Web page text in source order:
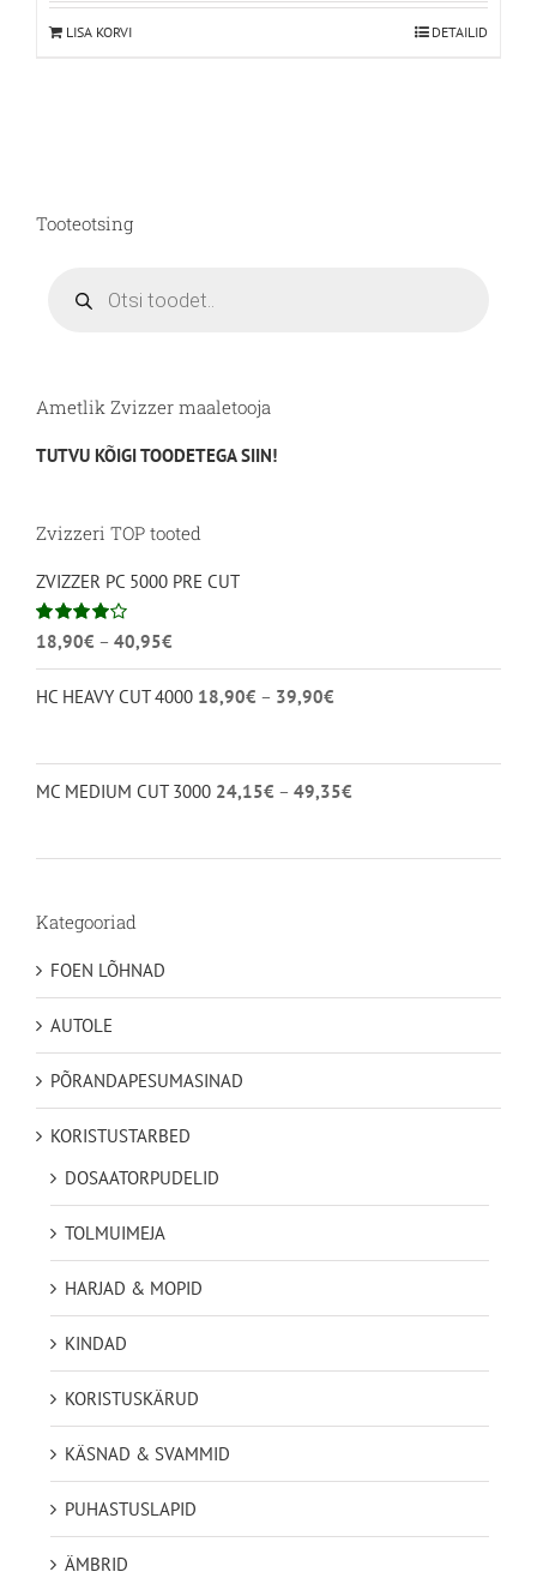
LISA KORVI DETAILID
Tooteotsing
search
Ametlik Zvizzer maaletooja
TUTVU KÕIGI TOODETEGA SIIN!
Zvizzeri TOP tooted
ZVIZZER PC 5000 PRE CUT
Hinnanguga
18,90€ – 40,95€
18,90€
kuni
HC HEAVY CUT 4000 18,90€ – 39,90€
39,90€
MC MEDIUM CUT 3000 24,15€ – 49,35€
Kategooriad
FOEN LÕHNAD
AUTOLE
PÕRANDAPESUMASINAD
KORISTUSTARBED
DOSAATORPUDELID
TOLMUIMEJA
HARJAD & MOPID
KINDAD
KORISTUSKÄRUD
KÄSNAD & SVAMMID
PUHASTUSLAPID
ÄMBRID